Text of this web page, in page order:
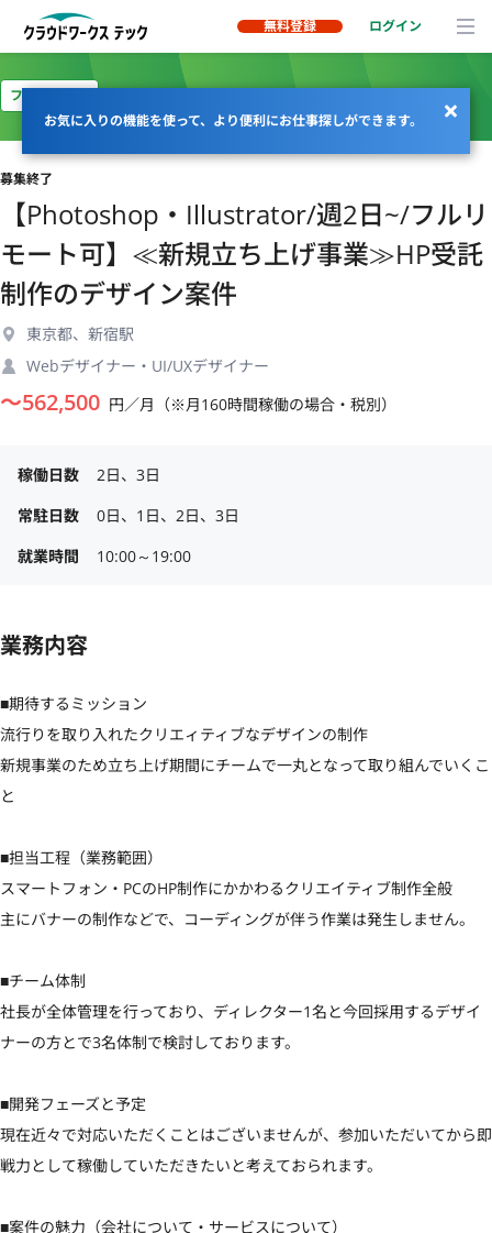
無料登録 ログイン
お気に入りの機能を使って、より便利にお仕事探しができます。
フルリモート
募集終了
【Photoshop・Illustrator/週2日~/フルリ
モート可】≪新規立ち上げ事業≫HP受託
制作のデザイン案件
東京都、新宿駅
Webデザイナー・UI/UXデザイナー
〜562,500 円／月（※月160時間稼働の場合・税別）
稼働日数
2日、3日
常駐日数
0日、1日、2日、3日
就業時間
10:00～19:00
業務内容
■期待するミッション
流行りを取り入れたクリエィティブなデザインの制作
新規事業のため立ち上げ期間にチームで一丸となって取り組んでいくこ
と
■担当工程（業務範囲）
スマートフォン・PCのHP制作にかかわるクリエイティブ制作全般
主にバナーの制作などで、コーディングが伴う作業は発生しません。
■チーム体制
社長が全体管理を行っており、ディレクター1名と今回採用するデザイ
ナーの方とで3名体制で検討しております。
■開発フェーズと予定
現在近々で対応いただくことはございませんが、参加いただいてから即
戦力として稼働していただきたいと考えておられます。
■案件の魅力（会社について・サービスについて）